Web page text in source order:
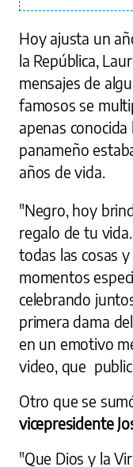
Hoy ajusta un
la República,
mensajes de
famosos se
apenas
panameño
años de vida.
"Negro, hoy
regalo de tu
todas las cosas
momentos
celebrando
primera dama
en un emotivo
video, que
Otro que se
vicepresidente
"Que Dios y la